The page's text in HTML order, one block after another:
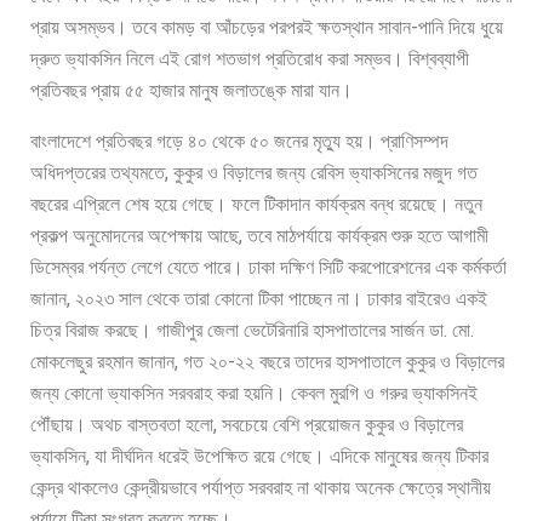
প্রায় অসম্ভব। তবে কামড় বা আঁচড়ের পরপরই ক্ষতস্থান সাবান-পানি দিয়ে ধুয়ে
দ্রুত ভ্যাকসিন নিলে এই রোগ শতভাগ প্রতিরোধ করা সম্ভব। বিশ্বব্যাপী
প্রতিবছর প্রায় ৫৫ হাজার মানুষ জলাতঙ্কে মারা যান।
বাংলাদেশে প্রতিবছর গড়ে ৪০ থেকে ৫০ জনের মৃত্যু হয়। প্রাণিসম্পদ
অধিদপ্তরের তথ্যমতে, কুকুর ও বিড়ালের জন্য রেবিস ভ্যাকসিনের মজুদ গত
বছরের এপ্রিলে শেষ হয়ে গেছে। ফলে টিকাদান কার্যক্রম বন্ধ রয়েছে। নতুন
প্রকল্প অনুমোদনের অপেক্ষায় আছে, তবে মাঠপর্যায়ে কার্যক্রম শুরু হতে আগামী
ডিসেম্বর পর্যন্ত লেগে যেতে পারে। ঢাকা দক্ষিণ সিটি করপোরেশনের এক কর্মকর্তা
জানান, ২০২৩ সাল থেকে তারা কোনো টিকা পাচ্ছেন না। ঢাকার বাইরেও একই
চিত্র বিরাজ করছে। গাজীপুর জেলা ভেটেরিনারি হাসপাতালের সার্জন ডা. মো.
মোকলেছুর রহমান জানান, গত ২০-২২ বছরে তাদের হাসপাতালে কুকুর ও বিড়ালের
জন্য কোনো ভ্যাকসিন সরবরাহ করা হয়নি। কেবল মুরগি ও গরুর ভ্যাকসিনই
পৌঁছায়। অথচ বাস্তবতা হলো, সবচেয়ে বেশি প্রয়োজন কুকুর ও বিড়ালের
ভ্যাকসিন, যা দীর্ঘদিন ধরেই উপেক্ষিত রয়ে গেছে। এদিকে মানুষের জন্য টিকার
কেন্দ্র থাকলেও কেন্দ্রীয়ভাবে পর্যাপ্ত সরবরাহ না থাকায় অনেক ক্ষেত্রে স্থানীয়